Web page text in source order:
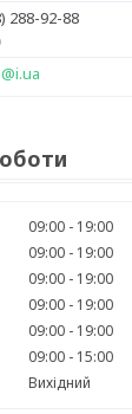
288-92-88
09:00
19:00
09:00
19:00
09:00
19:00
09:00
19:00
09:00
19:00
09:00
15:00
Вихідний